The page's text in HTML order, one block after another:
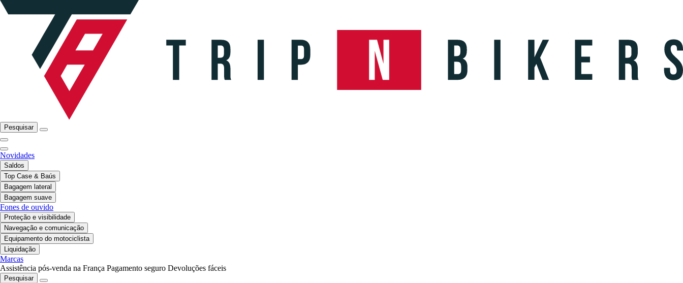
Pesquisar
Novidades
Saldos
Top Case & Baús
Bagagem lateral
Bagagem suave
Fones de ouvido
Proteção e visibilidade
Navegação e comunicação
Equipamento do motociclista
Liquidação
Marcas
Assistência pós-venda na França Pagamento seguro Devoluções fáceis
Pesquisar